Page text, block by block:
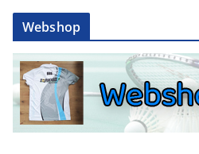
Webshop